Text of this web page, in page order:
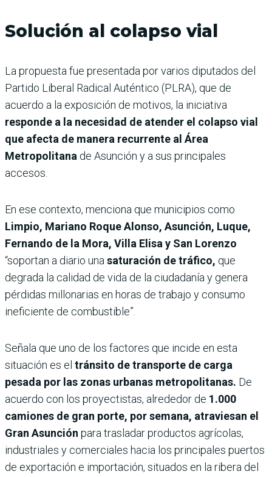
Solución al colapso vial
La propuesta fue presentada por varios diputados del
Partido Liberal Radical Auténtico (PLRA), que de
acuerdo a la exposición de motivos, la iniciativa
responde a la necesidad de atender el colapso vial
que afecta de manera recurrente al Área
Metropolitana de Asunción y a sus principales
accesos.
En ese contexto, menciona que municipios como
Limpio, Mariano Roque Alonso, Asunción, Luque,
Fernando de la Mora, Villa Elisa y San Lorenzo
“soportan a diario una saturación de tráfico, que
degrada la calidad de vida de la ciudadanía y genera
pérdidas millonarias en horas de trabajo y consumo
ineficiente de combustible”.
Señala que uno de los factores que incide en esta
situación es el tránsito de transporte de carga
pesada por las zonas urbanas metropolitanas. De
acuerdo con los proyectistas, alrededor de 1.000
camiones de gran porte, por semana, atraviesan el
Gran Asunción para trasladar productos agrícolas,
industriales y comerciales hacia los principales puertos
de exportación e importación, situados en la ribera del